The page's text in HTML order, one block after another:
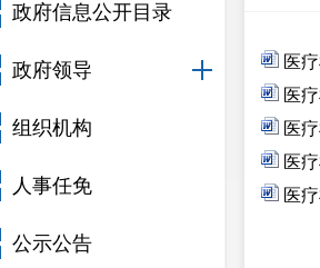
政府信息公开目录
政府领导
组织机构
人事任免
公示公告
医
医
医
医
医